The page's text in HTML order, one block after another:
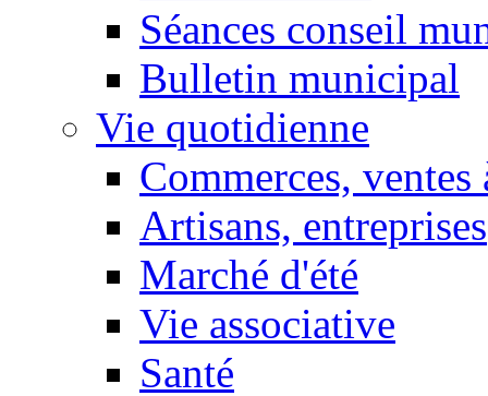
Séances conseil
Bulletin municipal
Vie quotidienne
Commerces, ventes
Artisans, entreprises
Marché d'été
Vie associative
Santé